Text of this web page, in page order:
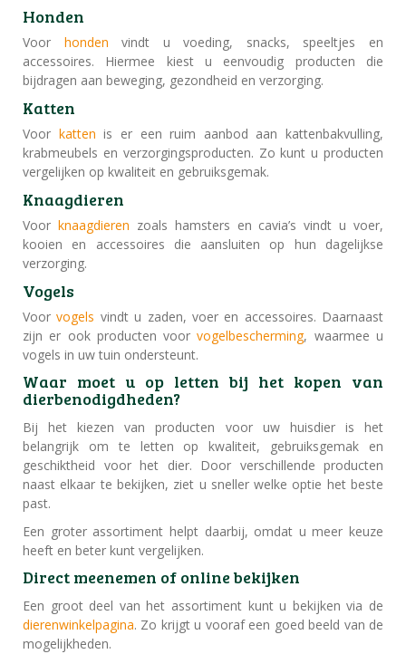
Honden
Voor honden vindt u voeding, snacks, speeltjes en
accessoires. Hiermee kiest u eenvoudig producten die
bijdragen aan beweging, gezondheid en verzorging.
Katten
Voor katten is er een ruim aanbod aan kattenbakvulling,
krabmeubels en verzorgingsproducten. Zo kunt u producten
vergelijken op kwaliteit en gebruiksgemak.
Knaagdieren
Voor knaagdieren zoals hamsters en cavia’s vindt u voer,
kooien en accessoires die aansluiten op hun dagelijkse
verzorging.
Vogels
Voorvogels vindt u zaden, voer en accessoires. Daarnaast
zijn er ook producten voorvogelbescherming, waarmee u
vogels in uw tuin ondersteunt.
Waar moet u op letten bij het kopen van
dierbenodigdheden?
Bij het kiezen van producten voor uw huisdier is het
belangrijk om te letten op kwaliteit, gebruiksgemak en
geschiktheid voor het dier. Door verschillende producten
naast elkaar te bekijken, ziet u sneller welke optie het beste
past.
Een groter assortiment helpt daarbij, omdat u meer keuze
heeft en beter kunt vergelijken.
Direct meenemen of online bekijken
Een groot deel van het assortiment kunt u bekijken via de
dierenwinkelpagina. Zo krijgt u vooraf een goed beeld van de
mogelijkheden.